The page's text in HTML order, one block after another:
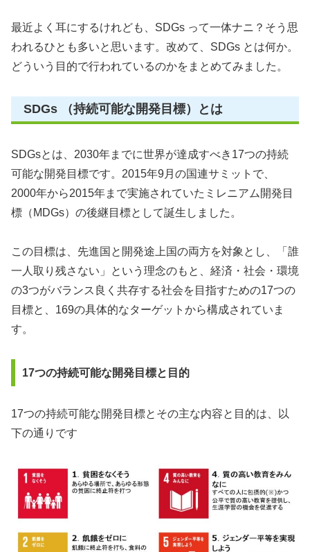
最近よく耳にするけれども、SDGs って一体ナニ？そう思
われるひとも多いと思います。改めて、SDGs とは何か。
どういう目的で行われているのかをまとめてみました。
SDGs （持続可能な開発目標）とは
SDGsとは、2030年までに世界が達成すべき17つの持続
可能な開発目標です。2015年9月の国連サミットで、
2000年から2015年まで実施されていたミレニアム開発目
標（MDGs）の後継目標として誕生しました。
この目標は、先進国と開発途上国の両方を対象とし、「誰
一人取り残さない」という理念のもと、経済・社会・環境
の3つがバランス良く共存する社会を目指すための17つの
目標と、169の具体的なターゲットから構成されていま
す。
17つの持続可能な開発目標と目的
17つの持続可能な開発目標とその主な内容と目的は、以
下の通りです